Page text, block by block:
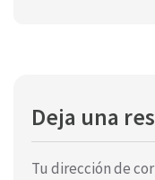
Deja una
Tu dirección de